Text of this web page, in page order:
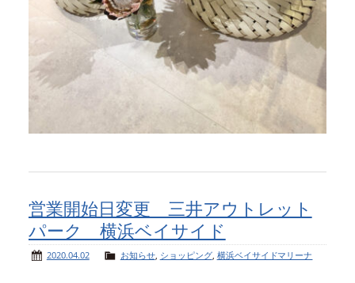
営業開始日変更 三井アウトレット
パーク 横浜ベイサイド
2020.04.02 お知らせ, ショッピング, 横浜ベイサイドマリーナ